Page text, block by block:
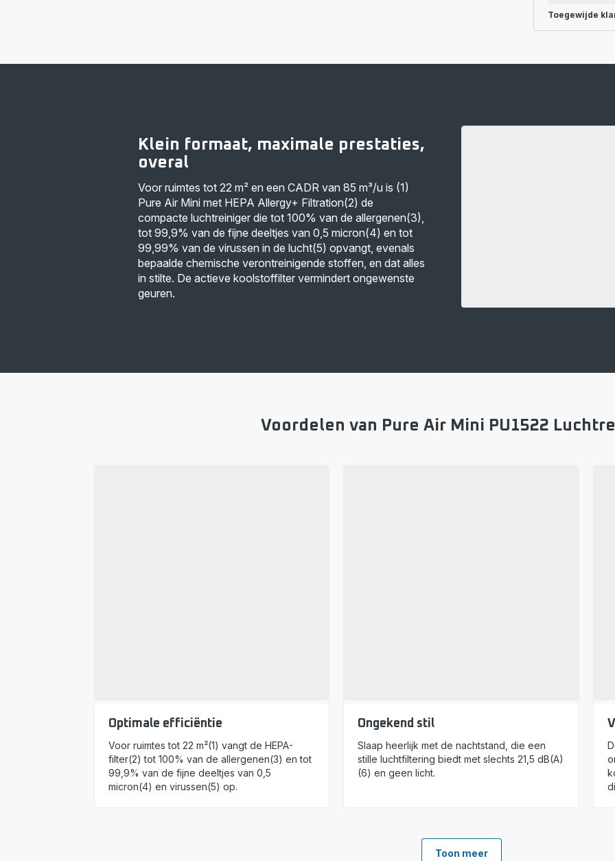
Toegewijde
Klein formaat, maximale prestaties,
overal
Voor ruimtes tot 22 m² en een CADR van 85 m³/u is (1)
Pure Air Mini met HEPA Allergy+ Filtration(2) de
compacte luchtreiniger die tot 100% van de allergenen(3),
tot 99,9% van de fijne deeltjes van 0,5 micron(4) en tot
99,99% van de virussen in de lucht(5) opvangt, evenals
bepaalde chemische verontreinigende stoffen, en dat alles
in stilte. De actieve koolstoffilter vermindert ongewenste
geuren.
Voordelen van Pure Air Mini PU1522
Optimale efficiëntie
Voor ruimtes tot 22 m²(1) vangt de HEPA-
filter(2) tot 100% van de allergenen(3) en tot
99,9% van de fijne deeltjes van 0,5
micron(4) en virussen(5) op.
Ongekend stil
Slaap heerlijk met de nachtstand, die een
stille luchtfiltering biedt met slechts 21,5 dB(A)
(6) en geen licht.
Toon meer